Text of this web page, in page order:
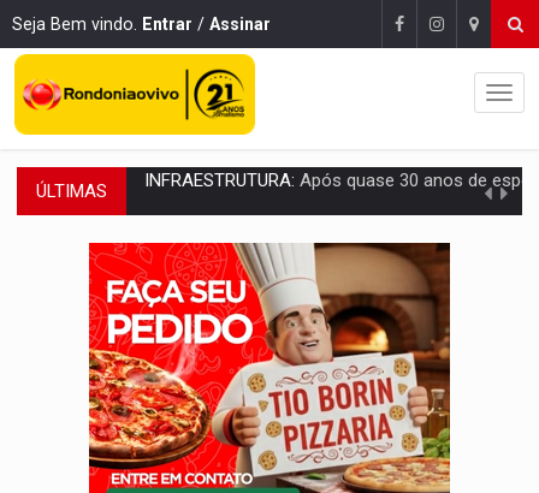
Seja Bem vindo. Entrar / Assinar
ÚLTIMAS A ILHA:Coreografia de Rondônia estreia na programação do Festival de
ELEIÇÕES 2026:Sgt. Mouza esclarece 'erro de digitação' em declaração de
JUDICIÁRIO:Sinjur parabeniza servidores pelo adicional de incentivo com
Publicação Legal:AVISO DE LICITAÇÃO: Pregão Eletrônico Nº 12/2026
BR-364:Polícia apreende mais de uma tonelada de drogas em fundo
EMOCIONE:PRESENTES: Confira os sorteados na promoção
VOVÔ LADRÃO:Idoso é filmado furtando bicicleta na frente